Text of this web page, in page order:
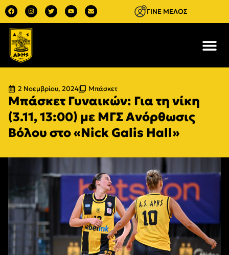
ΓΙΝΕ ΜΕΛΟΣ
2 Νοεμβρίου, 2024 Μπάσκετ
Μπάσκετ Γυναικών: Για τη νίκη
(3.11, 13:00) με ΜΓΣ Ανόρθωσις
Βόλου στο «Nick Galis Hall»